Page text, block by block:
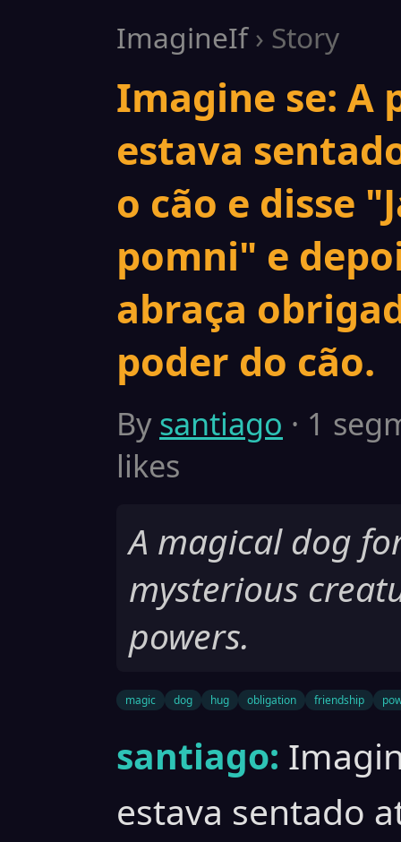
ImagineIf› Story
Imagine se: A
estava
o cão e disse
pomni" e
abraça
poder do cão.
Bysantiago · 1
likes
A magical dog
mysterious
powers.
magic dog hug obligation friendship
santiago:
estava sentado